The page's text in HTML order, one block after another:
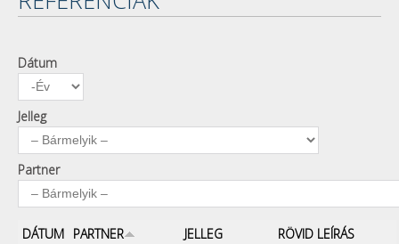
Összes referencia
Publikációk
Dátum
Dátum
Jelleg
Partner
DÁTUM PARTNER JELLEG RÖVID LEÍRÁS